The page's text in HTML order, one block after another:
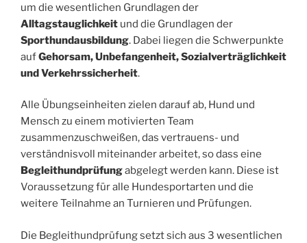
um die wesentlichen Grundlagen der
Alltagstauglichkeit und die Grundlagen der
Sporthundausbildung. Dabei liegen die Schwerpunkte
aufGehorsam, Unbefangenheit, Sozialverträglichkeit
und Verkehrssicherheit.
Alle Übungseinheiten zielen darauf ab, Hund und
Mensch zu einem motivierten Team
zusammenzuschweißen, das vertrauens- und
verständnisvoll miteinander arbeitet, so dass eine
Begleithundprüfungabgelegt werden kann. Diese ist
Voraussetzung für alle Hundesportarten und die
weitere Teilnahme an Turnieren und Prüfungen.
Die Begleithundprüfung setzt sich aus 3 wesentlichen